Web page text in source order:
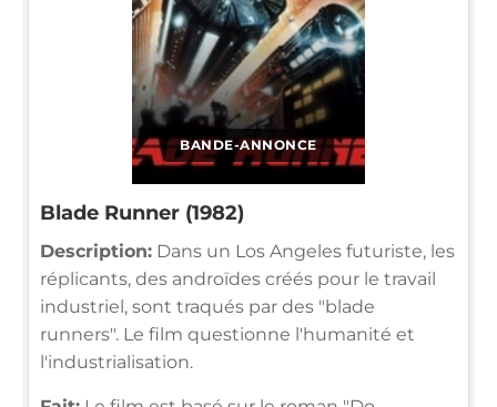
BANDE-ANNONCE
Blade Runner (1982)
Description: Dans un Los Angeles futuriste, les
réplicants, des androïdes créés pour le travail
industriel, sont traqués par des "blade
runners". Le film questionne l'humanité et
l'industrialisation.